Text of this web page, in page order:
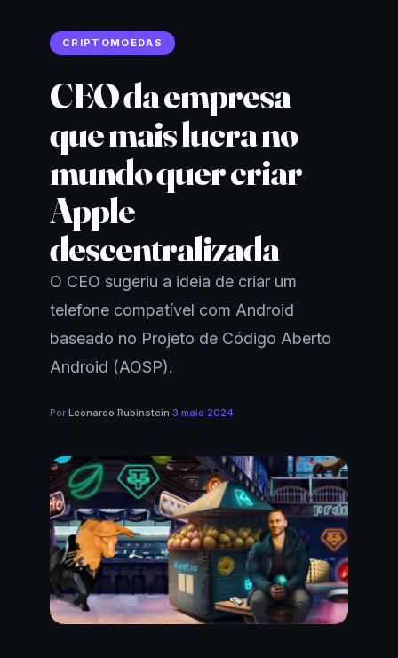
CRIPTOMOEDAS
CEO da empresa
que mais lucra no
mundo quer criar
Apple
descentralizada
O CEO sugeriu a ideia de criar um
telefone compatível com Android
baseado no Projeto de Código Aberto
Android (AOSP).
Por Leonardo Rubinstein·3 maio 2024